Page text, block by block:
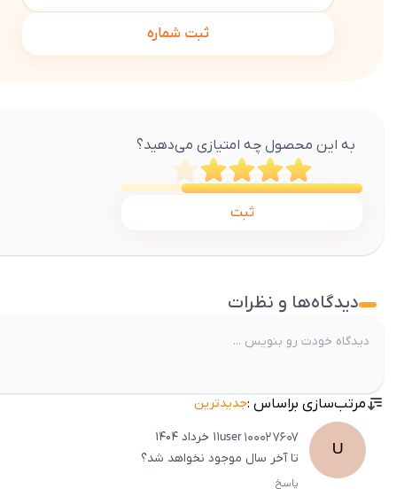
ثبت شماره
به این محصول چه امتیازی می‌دهید؟
ثبت
دیدگاه‌ها و نظرات
مرتب‌سازی براساس :جدیدترین
U
user100027607
۱۱ خرداد ۱۴۰۴
تا آخر سال موجود نخواهد شد؟
پاسخ